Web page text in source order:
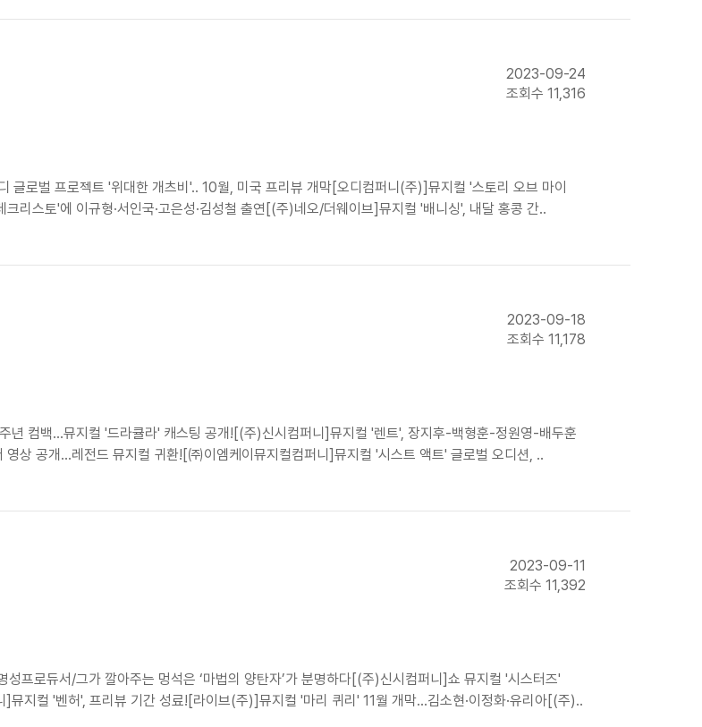
2023-09-24
조회수 11,316
로벌 프로젝트 '위대한 개츠비'.. 10월, 미국 프리뷰 개막[오디컴퍼니(주)]뮤지컬 '스토리 오브 마이
스토'에 이규형·서인국·고은성·김성철 출연[(주)네오/더웨이브]뮤지컬 '배니싱', 내달 홍콩 간..
2023-09-18
조회수 11,178
컴백...뮤지컬 '드라큘라' 캐스팅 공개![(주)신시컴퍼니]뮤지컬 '렌트', 장지후-백형훈-정원영-배두훈
상 공개...레전드 뮤지컬 귀환![㈜이엠케이뮤지컬컴퍼니]뮤지컬 '시스트 액트' 글로벌 오디션, ..
2023-09-11
조회수 11,392
로듀서/그가 깔아주는 멍석은 ‘마법의 양탄자’가 분명하다[(주)신시컴퍼니]쇼 뮤지컬 '시스터즈'
뮤지컬 '벤허', 프리뷰 기간 성료![라이브(주)]뮤지컬 '마리 퀴리' 11월 개막…김소현·이정화·유리아[(주)..